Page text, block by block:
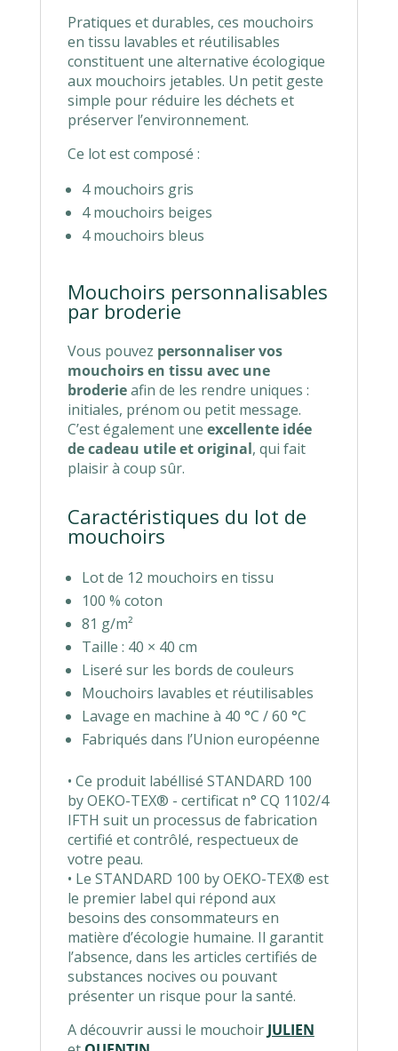
Pratiques et durables, ces mouchoirs
en tissu lavables et réutilisables
constituent une alternative écologique
aux mouchoirs jetables. Un petit geste
simple pour réduire les déchets et
préserver l’environnement.
Ce lot est composé :
4 mouchoirs gris
4 mouchoirs beiges
4 mouchoirs bleus
Mouchoirs personnalisables
par broderie
Vous pouvez personnaliser vos
mouchoirs en tissu avec une
broderieafin de les rendre uniques :
initiales, prénom ou petit message.
C’est également une excellente idée
de cadeau utile et original, qui fait
plaisir à coup sûr.
Caractéristiques du lot de
mouchoirs
Lot de 12 mouchoirs en tissu
100 % coton
81 g/m²
Taille : 40 × 40 cm
Liseré sur les bords de couleurs
Mouchoirs lavables et réutilisables
Lavage en machine à 40 °C / 60 °C
Fabriqués dans l’Union européenne
• Ce produit labéllisé STANDARD 100
by OEKO-TEX® - certificat n° CQ 1102/4
IFTH suit un processus de fabrication
certifié et contrôlé, respectueux de
votre peau.
• Le STANDARD 100 by OEKO-TEX® est
le premier label qui répond aux
besoins des consommateurs en
matière d’écologie humaine. Il garantit
l’absence, dans les articles certifiés de
substances nocives ou pouvant
présenter un risque pour la santé.
A découvrir aussi le mouchoir JULIEN